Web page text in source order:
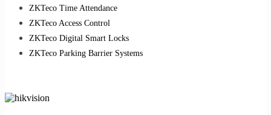
ZKTeco Time Attendance
ZKTeco Access Control
ZKTeco Digital Smart Locks
ZKTeco Parking Barrier Systems